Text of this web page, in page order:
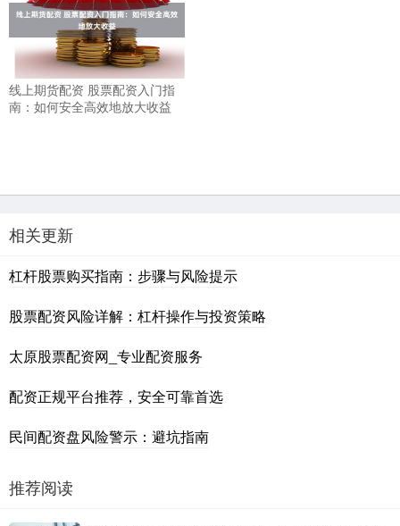
线上期货配资 股票配资入门指
南：如何安全高效地放大收益
相关更新
杠杆股票购买指南：步骤与风险提示
股票配资风险详解：杠杆操作与投资策略
太原股票配资网_专业配资服务
配资正规平台推荐，安全可靠首选
民间配资盘风险警示：避坑指南
推荐阅读